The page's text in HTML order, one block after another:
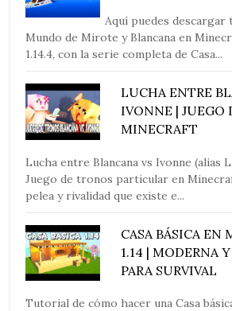
Aquí puedes descargar
Mundo de Mirote y Blancana en
1.14.4, con la serie completa de Casa...
LUCHA ENTRE
IVONNE | JUEGO
MINECRAFT
Lucha entre Blancana vs Ivonne (alias
Juego de tronos particular en
pelea y rivalidad que existe e...
CASA BÁSICA EN
1.14 | MODERNA
PARA SURVIVAL
Tutorial de cómo hacer una Casa